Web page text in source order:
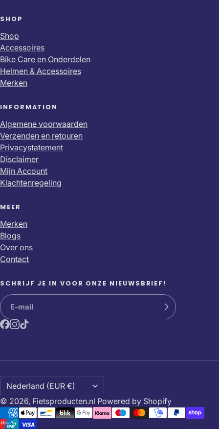
SHOP
Shop
Accessoires
Bike Care en Onderdelen
Helmen & Accessoires
Merken
INFORMATION
Algemene voorwaarden
Verzenden en retouren
Privacystatement
Disclaimer
Mijn Account
Klachtenregeling
MEER
Merken
Blogs
Over ons
Contact
SCHRIJF JE IN VOOR ONZE NIEUWSBRIEF!
© 2026, Fietsproducten.nl Powered by Shopify